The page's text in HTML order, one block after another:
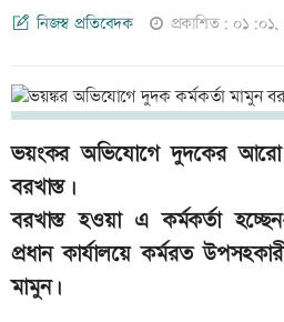
নিজস্ব প্রতিবেদক প্রকাশিত:
ভয়ংকর অভিযোগে দুদকের আরো
বরখাস্ত।
বরখাস্ত হওয়া এ কর্মকর্তা
প্রধান কার্যালয়ে কর্মরত
মামুন।